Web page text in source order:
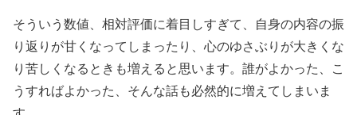
そういう数値、相対評価に着目しすぎて、自身の内容の振
り返りが甘くなってしまったり、心のゆさぶりが大きくな
り苦しくなるときも増えると思います。誰がよかった、こ
うすればよかった、そんな話も必然的に増えてしまいま